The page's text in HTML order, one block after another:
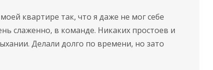
квартире так, что я даже не мог себе
слаженно, в команде. Никаких простоев и
Делали долго по времени, но зато